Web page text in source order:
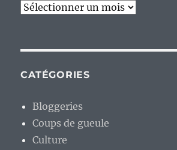
Archives
CATÉGORIES
Bloggeries
Coups de gueule
Culture